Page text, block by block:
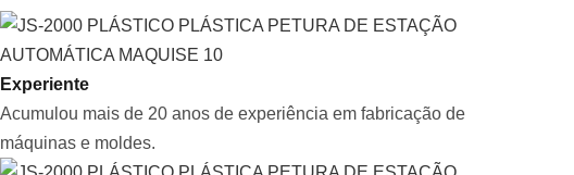
Experiente
Acumulou mais de 20 anos de experiência em fabricação de
máquinas e moldes.